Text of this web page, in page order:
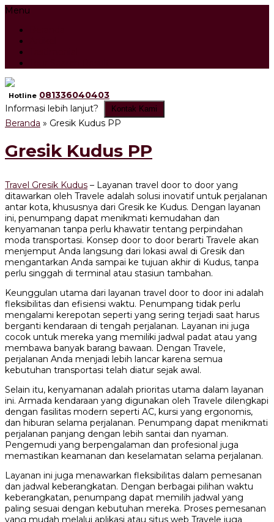
Menu
Hotline 081336040403
Informasi lebih lanjut?
Kontak Kami
Beranda » Gresik Kudus PP
Gresik Kudus PP
Travel Gresik Kudus – Layanan travel door to door yang
ditawarkan oleh Travele adalah solusi inovatif untuk perjalanan
antar kota, khususnya dari Gresik ke Kudus. Dengan layanan
ini, penumpang dapat menikmati kemudahan dan
kenyamanan tanpa perlu khawatir tentang perpindahan
moda transportasi. Konsep door to door berarti Travele akan
menjemput Anda langsung dari lokasi awal di Gresik dan
mengantarkan Anda sampai ke tujuan akhir di Kudus, tanpa
perlu singgah di terminal atau stasiun tambahan.
Keunggulan utama dari layanan travel door to door ini adalah
fleksibilitas dan efisiensi waktu. Penumpang tidak perlu
mengalami kerepotan seperti yang sering terjadi saat harus
berganti kendaraan di tengah perjalanan. Layanan ini juga
cocok untuk mereka yang memiliki jadwal padat atau yang
membawa banyak barang bawaan. Dengan Travele,
perjalanan Anda menjadi lebih lancar karena semua
kebutuhan transportasi telah diatur sejak awal.
Selain itu, kenyamanan adalah prioritas utama dalam layanan
ini. Armada kendaraan yang digunakan oleh Travele dilengkapi
dengan fasilitas modern seperti AC, kursi yang ergonomis,
dan hiburan selama perjalanan. Penumpang dapat menikmati
perjalanan panjang dengan lebih santai dan nyaman.
Pengemudi yang berpengalaman dan profesional juga
memastikan keamanan dan keselamatan selama perjalanan.
Layanan ini juga menawarkan fleksibilitas dalam pemesanan
dan jadwal keberangkatan. Dengan berbagai pilihan waktu
keberangkatan, penumpang dapat memilih jadwal yang
paling sesuai dengan kebutuhan mereka. Proses pemesanan
yang mudah melalui aplikasi atau situs web Travele juga